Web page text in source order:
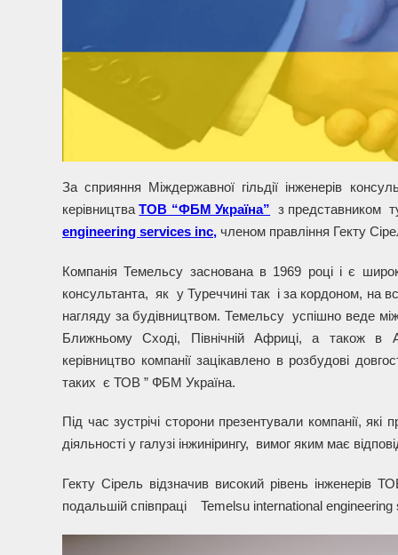
За сприяння Міждержавної гільдії інженерів
керівництваТОВ “ФБМ Україна” з представником
engineering services inc, членом правління Гекту
Компанія Темельсу заснована в 1969 році і є
консультанта, як у Туреччині так і за кордоном, на
нагляду за будівництвом. Темельсу успішно веде
Ближньому Сході, Північній Африці, а також в
керівництво компанії зацікавлено в розбудові
таких є ТОВ ” ФБМ Україна.
Під час зустрічі сторони презентували компанії,
діяльності у галузі інжинірингу, вимог яким має
Гекту Сірель відзначив високий рівень інженерів
подальшій співпраці Temelsu international